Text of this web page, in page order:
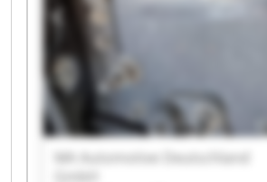
MA Automotive Deutschland